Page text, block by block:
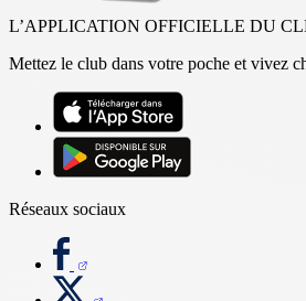
L’APPLICATION OFFICIELLE DU
Mettez le club dans votre poche et vivez
Réseaux sociaux